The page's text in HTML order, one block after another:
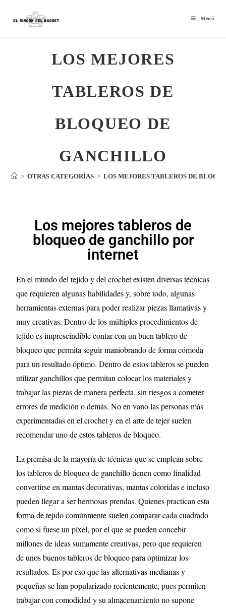
Menú
LOS MEJORES
TABLEROS DE
BLOQUEO DE
GANCHILLO
> OTRAS CATEGORÍAS > LOS MEJORES TABLEROS DE
Los mejores tableros de
bloqueo de ganchillo por
internet
En el mundo del tejido y del crochet existen diversas técnicas
que requieren algunas habilidades y, sobre todo, algunas
herramientas externas para poder realizar piezas llamativas y
muy creativas. Dentro de los múltiples procedimientos de
tejido es imprescindible contar con un buen tablero de
bloqueo que permita seguir maniobrando de forma cómoda
para un resultado óptimo. Dentro de estos tableros se pueden
utilizar ganchillos que permitan colocar los materiales y
trabajar las piezas de manera perfecta, sin riesgos a cometer
errores de medición o demás. No en vano las personas más
experimentadas en el crochet y en el arte de tejer suelen
recomendar uno de estos tableros de bloqueo.
La premisa de la mayoría de técnicas que se emplean sobre
los tableros de bloqueo de ganchillo tienen como finalidad
convertirse en mantas decorativas, mantas coloridas e incluso
pueden llegar a ser hermosas prendas. Quienes practican esta
forma de tejido comúnmente suelen comparar cada cuadrado
como si fuese un píxel, por el que se pueden concebir
millones de ideas sumamente creativas, pero que requieren
de unos buenos tableros de bloqueo para optimizar los
resultados. Es por eso que las alternativas medianas y
pequeñas se han popularizado recientemente, pues permiten
trabajar con comodidad y su almacenamiento no supone